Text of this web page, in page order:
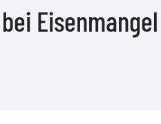
Eisenmangel